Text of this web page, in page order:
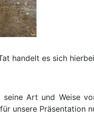
handelt es sich
Art und Weise
unsere Präsentation